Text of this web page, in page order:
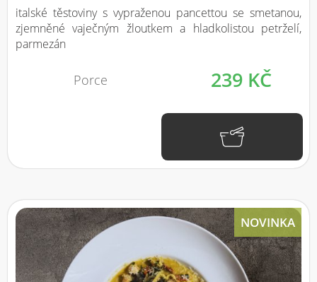
italské těstoviny s vypraženou pancettou se smetanou,
zjemněné vaječným žloutkem a hladkolistou petrželí,
parmezán
Porce 239 KČ
NOVINKA